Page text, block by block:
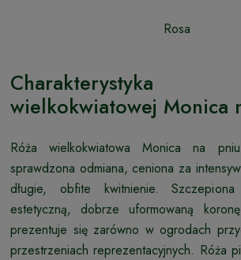
Rosa
wielkokwiatowej Monica
Róża wielkokwiatowa Monica na
sprawdzona odmiana, ceniona za
długie, obfite kwitnienie.
estetyczną, dobrze uformowaną
prezentuje się zarówno w ogrodach
przestrzeniach reprezentacyjnych. Róża